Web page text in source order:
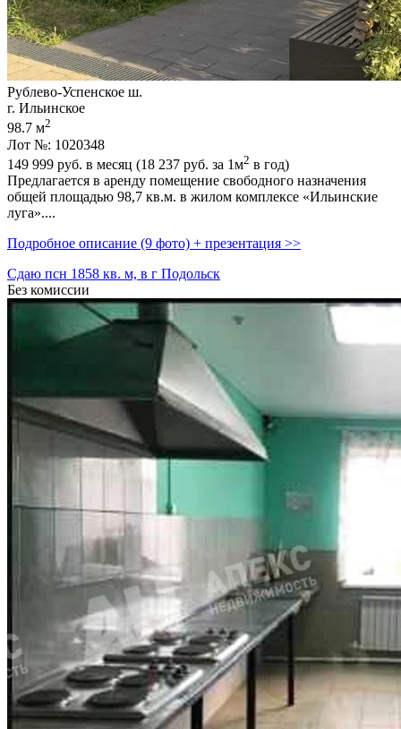
Рублево-Успенское ш.
г. Ильинское
98.7 м2
Лот №: 1020348
149 999 руб. в месяц (18 237 руб. за 1м2 в год)
Предлагается в аренду помещение свободного назначения
общей площадью 98,­7 кв.м. в жилом комплексе «Ильинские
луга»....
Подробное описание (9 фото) + презентация >>
Сдаю псн 1858 кв. м, в г Подольск
Без комиссии